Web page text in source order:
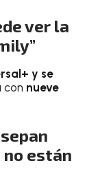
ver la
y se
con nueve
están